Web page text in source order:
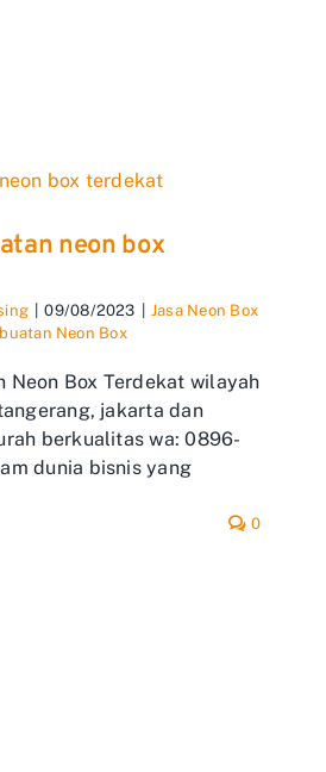
neon box
09/08/2023
Jasa Neon Box
Neon Box
Neon Box Terdekat wilayah
jakarta dan
berkualitas wa: 0896-
dunia bisnis yang
0